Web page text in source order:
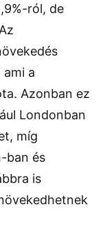
ról, de
a
Azonban ez
Londonban
míg
ban és
is